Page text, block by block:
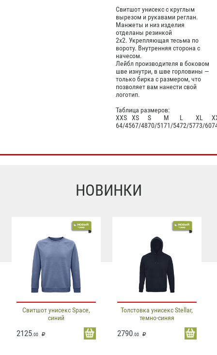
Свитшот унисекс с круглым
вырезом и рукавами реглан.
Манжеты и низ изделия
отделаны резинкой
2х2. Укрепляющая тесьма по
вороту. Внутренняя сторона с
начесом.
Лейбл производителя в боковом
шве изнутри, в шве горловины —
только бирка с размером, что
позволяет вам нанести свой
логотип.
Таблица размеров:
XXS
XS S M L XL
64/4567/4870/5171/5472/5773/60
НОВИНКИ
Свитшот унисекс Space,
синий
2125 .00
Толстовка унисекс Stellar,
темно-синяя
2790.00